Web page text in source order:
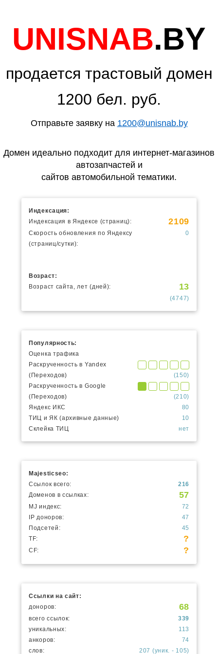
UNISNAB.BY
продается трастовый домен
1200 бел. руб.
Отправьте заявку на 1200@unisnab.by
Домен идеально подходит для интернет-магазинов
автозапчастей и
сайтов автомобильной тематики.
Индексация:
Индексация в Яндексе (страниц):
2109
Скорость обновления по Яндексу
(страниц/сутки):
0
Возраст:
Возраст сайта, лет (дней):
13
(4747)
Популярность:
Оценка трафика
Раскрученность в Yandex
(Переходов)
(150)
Раскрученность в Google
(Переходов)
(210)
Яндекс ИКС
80
ТИЦ и ЯК (архивные данные)
10
Склейка ТИЦ
нет
Majesticseo:
Ссылок всего:
216
Доменов в ссылках:
57
MJ индекс:
72
IP доноров:
47
Подсетей:
45
TF:
?
CF: ?
Ссылки на сайт:
доноров:
68
всего ссылок:
339
уникальных:
113
анкоров:
74
слов:
207 (уник. - 105)